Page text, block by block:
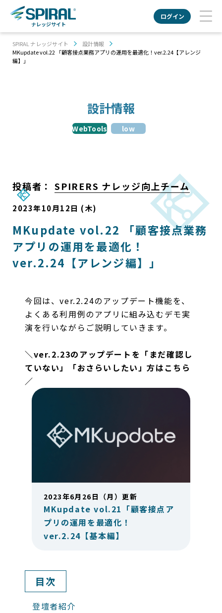
ナレッジサイト
ログイン
SPIRAL ナレッジサイト
設計情報
MKupdate vol.22 「顧客接点業務アプリの運用を最適化！ver.2.24【アレンジ
編】」
設計情報
WebTools low
投稿者： SPIRERS ナレッジ向上チーム
2023年10月12日 (木)
MKupdate vol.22 「顧客接点業務
アプリの運用を最適化！
ver.2.24【アレンジ編】」
今回は、ver.2.24のアップデート機能を、
よくある利用例のアプリに組み込むデモ実
演を行いながらご説明していきます。
＼ver.2.23のアップデートを「まだ確認し
ていない」「おさらいしたい」方はこちら
／
2023年6月26日（月）更新
MKupdate vol.21「顧客接点ア
プリの運用を最適化！
ver.2.24【基本編】
目次
登壇者紹介